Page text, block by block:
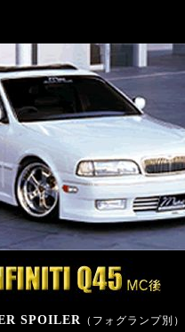
SPOILER （フォグランプ別）